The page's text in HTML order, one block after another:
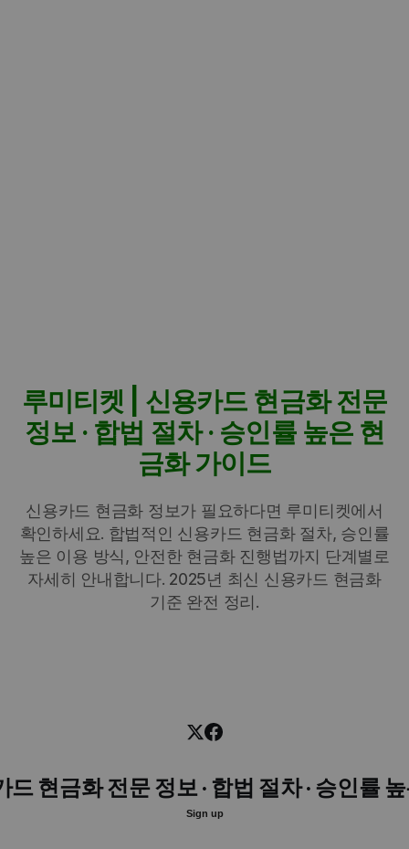
루미티켓 | 신용카드 현금화 전문
정보 · 합법 절차 · 승인률 높은 현
금화 가이드
신용카드 현금화 정보가 필요하다면 루미티켓에서
확인하세요. 합법적인 신용카드 현금화 절차, 승인률
높은 이용 방식, 안전한 현금화 진행법까지 단계별로
자세히 안내합니다. 2025년 최신 신용카드 현금화
기준 완전 정리.
현금화 전문 정보 · 합법 절차 · 승인률
Sign up